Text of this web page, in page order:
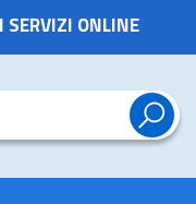
SERVIZI ONLINE